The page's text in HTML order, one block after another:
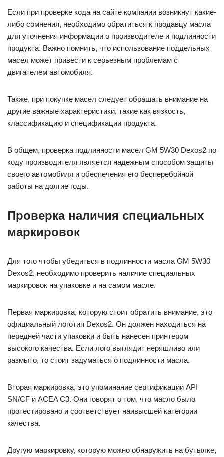
Если при проверке кода на сайте компании возникнут какие-
либо сомнения, необходимо обратиться к продавцу масла
для уточнения информации о производителе и подлинности
продукта. Важно помнить, что использование поддельных
масел может привести к серьезным проблемам с
двигателем автомобиля.
Также, при покупке масел следует обращать внимание на
другие важные характеристики, такие как вязкость,
классификацию и спецификации продукта.
В общем, проверка подлинности масел GM 5W30 Dexos2 по
коду производителя является надежным способом защиты
своего автомобиля и обеспечения его бесперебойной
работы на долгие годы.
Проверка наличия специальных
маркировок
Для того чтобы убедиться в подлинности масла GM 5W30
Dexos2, необходимо проверить наличие специальных
маркировок на упаковке и на самом масле.
Первая маркировка, которую стоит обратить внимание, это
официальный логотип Dexos2. Он должен находиться на
передней части упаковки и быть нанесен принтером
высокого качества. Если лого выглядит неряшливо или
размыто, то стоит задуматься о подлинности масла.
Вторая маркировка, это упоминание сертификации API
SN/CF и ACEA C3. Они говорят о том, что масло было
протестировано и соответствует наивысшей категории
качества.
Другую маркировку, которую можно обнаружить на бутылке,